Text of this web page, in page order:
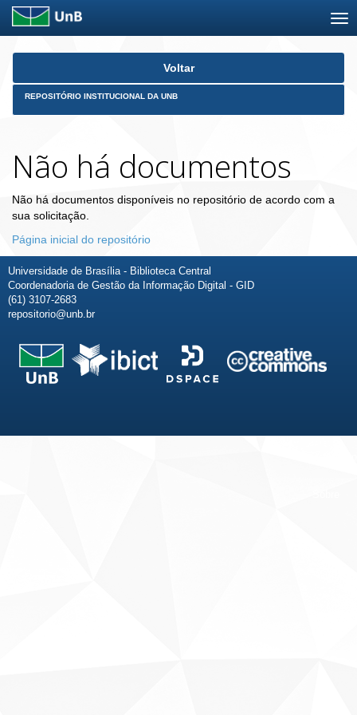
Skip
Voltar
REPOSITÓRIO INSTITUCIONAL DA UNB
Não há documentos
Não há documentos disponíveis no repositório de acordo com a
sua solicitação.
Página inicial do repositório
Universidade de Brasília - Biblioteca Central
Coordenadoria de Gestão da Informação Digital - GID
(61) 3107-2683
repositorio@unb.br